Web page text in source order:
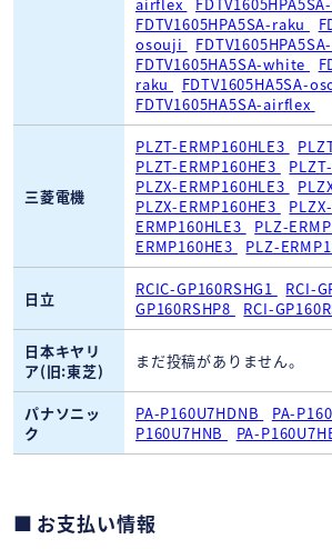
FDTV1605HPA5SA-raku
osouji
FDTV1605HA5SA-white
raku
FDTV1605HA5SA-
FDTV1605HA5SA-airflex
三菱電機
PLZT-ERMP160HLE3
PLZT-ERMP160HE3
PLZX-ERMP160HLE3
PLZX-ERMP160HE3
ERMP160HLE3
PLZ-
ERMP160HE3
PLZ-
日立 RCIC-GP160RSHG1 RCI-
GP160RSHP8
RCI-
日本キヤリ
ア(旧:東芝)
まだ投稿がありません。
パナソニッ
ク
PA-P160U7HDNB PA-
P160U7HNB
PA-
お支払い情報